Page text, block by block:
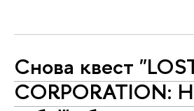
Снова квест
CORPORATION: